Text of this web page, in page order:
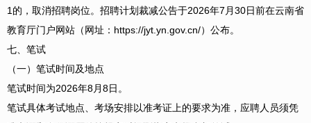
1的，取消招聘岗位。招聘计划裁减公告于2026年7月30日前在云南省
教育厅门户网站（网址：https://jyt.yn.gov.cn/）公布。
七、笔试
（一）笔试时间及地点
笔试时间为2026年8月8日。
笔试具体考试地点、考场安排以准考证上的要求为准，应聘人员须凭